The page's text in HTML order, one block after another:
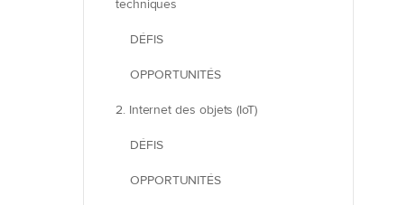
techniques
DÉFIS
OPPORTUNITÉS
2. Internet des objets (IoT)
DÉFIS
OPPORTUNITÉS